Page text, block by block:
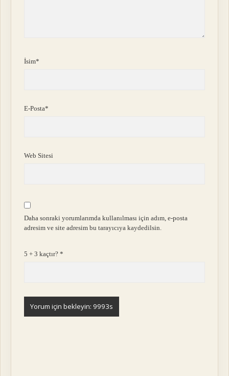
İsim*
E-Posta*
Web Sitesi
Daha sonraki yorumlarımda kullanılması için adım, e-posta
adresim ve site adresim bu tarayıcıya kaydedilsin.
5 + 3 kaçtır?*